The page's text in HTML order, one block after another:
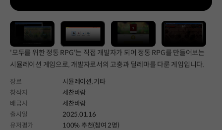
'모두를 위한 정통 RPG'는 직접 개발자가 되어 정통 RPG를 만들어보는
시뮬레이션 게임으로, 개발자로서의 고충과 딜레마를 다룬 게임입니다.
장르 시뮬레이션,기타
창작자
세찬바람
배급사
세찬바람
출시일
2025.01.16
유저평가
100% 추천(참여 2명)